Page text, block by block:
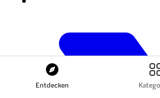
Entdecken